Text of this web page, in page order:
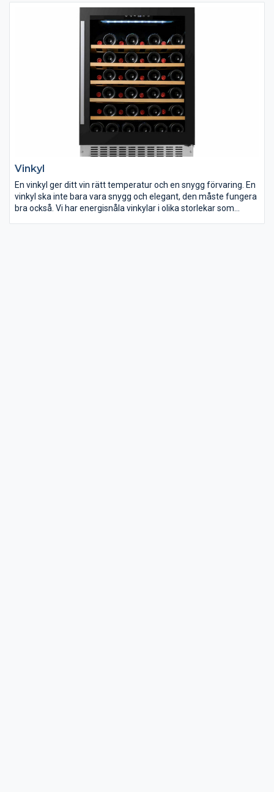
Inför ditt köp av tvättmaskin finns det några saker du bör tänka
på. Tänk igenom vad som är viktigast för dig. Har du ont om
du att det är besvärligt att böja dig ner när du hanterar din tvätt
är en toppmatad tvättmaskin kanske det ultimata för dig.
Vinkyl
En vinkyl ger ditt vin rätt temperatur och en snygg förvaring. En
vinkyl ska inte bara vara snygg och elegant, den måste fungera
bra också. Vi har energisnåla vinkylar i olika storlekar som